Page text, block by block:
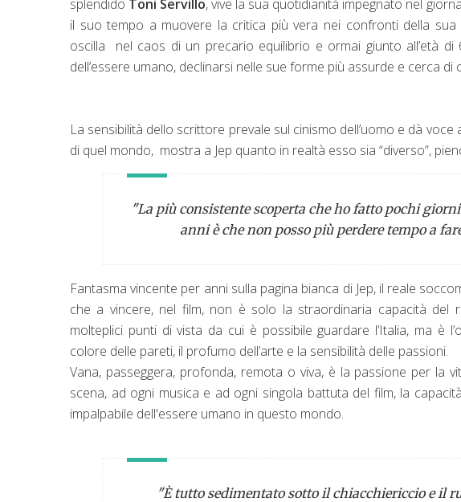
splendido Toni Servillo, vive la sua quotidianità impegnato nel
il suo tempo a muovere la critica più vera nei confronti della
oscilla
nel caos di un precario equilibrio e ormai giunto all’età
dell’essere umano, declinarsi nelle sue forme più assurde e cerca di
La sensibilità dello scrittore prevale sul cinismo dell’uomo e dà voce
di quel mondo, mostra a Jep quanto in realtà esso sia “diverso”,
"La più consistente scoperta che ho fatto pochi
anni è che non posso più perdere tempo a
Fantasma vincente per anni sulla pagina bianca di Jep, il reale
che a vincere, nel film, non è solo la straordinaria capacità del
molteplici punti di vista da cui è possibile guardare l’Italia, ma è
colore delle pareti, il profumo dell’arte e la sensibilità delle passioni.
Vana, passeggera, profonda, remota o viva, è la passione per la
scena, ad ogni musica e ad ogni singola battuta del film, la
impalpabile dell'essere umano in questo mondo.
"È tutto sedimentato sotto il chiacchiericcio e il